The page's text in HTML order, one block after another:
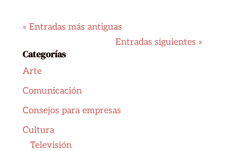
« Entradas más antiguas
Entradas siguientes »
Categorías
Arte
Comunicación
Consejos para empresas
Cultura
Televisión